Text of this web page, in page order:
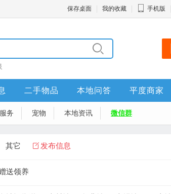
保存桌面 我的收藏 手机版
二手物品 本地问答 平度商家
务 宠物 本地资讯 微信群
其它 发布信息
送领养